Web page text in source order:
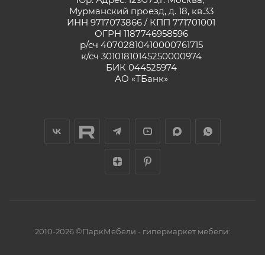
Мурманский проезд, д. 18, кв.33
ИНН 9717073866 / КПП 771701001
ОГРН 1187746958596
р/сч 40702810410000761715
к/сч 30101810145250000974
БИК 044525974
АО «ТБанк»
2010-2026 ©ПаркМебели - гипермаркет мебели: